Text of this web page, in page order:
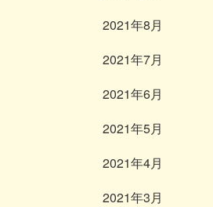
2021年8月
2021年7月
2021年6月
2021年5月
2021年4月
2021年3月